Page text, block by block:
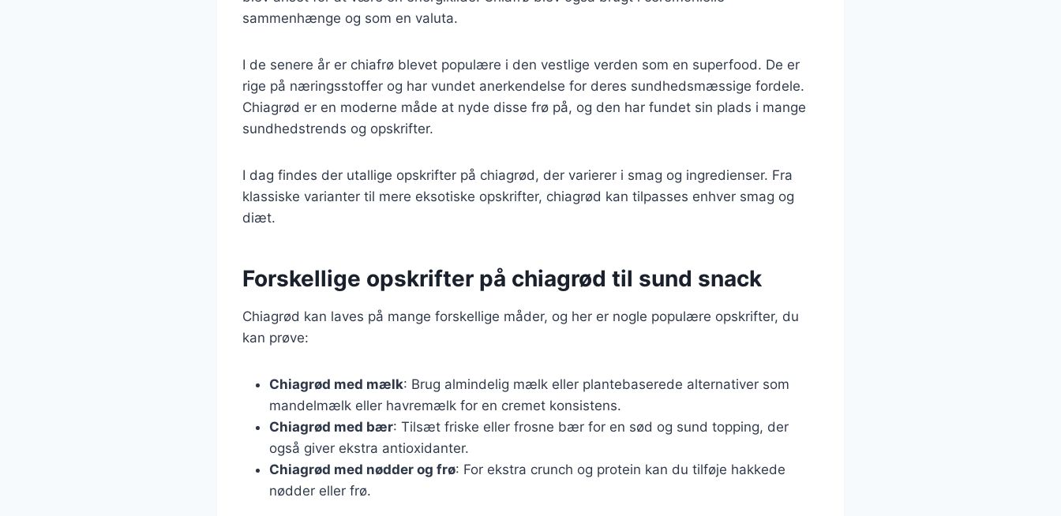
sammenhænge og som en valuta.
I de senere år er chiafrø blevet populære i den vestlige verden som en superfood. De er
rige på næringsstoffer og har vundet anerkendelse for deres sundhedsmæssige fordele.
Chiagrød er en moderne måde at nyde disse frø på, og den har fundet sin plads i mange
sundhedstrends og opskrifter.
I dag findes der utallige opskrifter på chiagrød, der varierer i smag og ingredienser. Fra
klassiske varianter til mere eksotiske opskrifter, chiagrød kan tilpasses enhver smag og
diæt.
Forskellige opskrifter på chiagrød til sund snack
Chiagrød kan laves på mange forskellige måder, og her er nogle populære opskrifter, du
kan prøve:
Chiagrød med mælk: Brug almindelig mælk eller plantebaserede alternativer som
mandelmælk eller havremælk for en cremet konsistens.
Chiagrød med bær: Tilsæt friske eller frosne bær for en sød og sund topping, der
også giver ekstra antioxidanter.
Chiagrød med nødder og frø: For ekstra crunch og protein kan du tilføje hakkede
nødder eller frø.